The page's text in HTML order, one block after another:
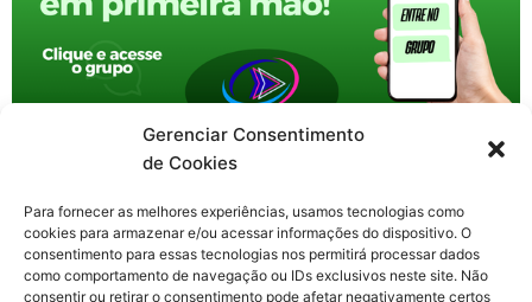
Gerenciar Consentimento
de Cookies
Para fornecer as melhores experiências, usamos tecnologias como
cookies para armazenar e/ou acessar informações do dispositivo. O
consentimento para essas tecnologias nos permitirá processar dados
como comportamento de navegação ou IDs exclusivos neste site. Não
consentir ou retirar o consentimento pode afetar negativamente certos